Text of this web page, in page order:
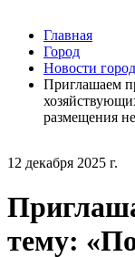
12 декабря 2025 г.
тему:
Главная
Город
Новости
Приглашаем
размещения